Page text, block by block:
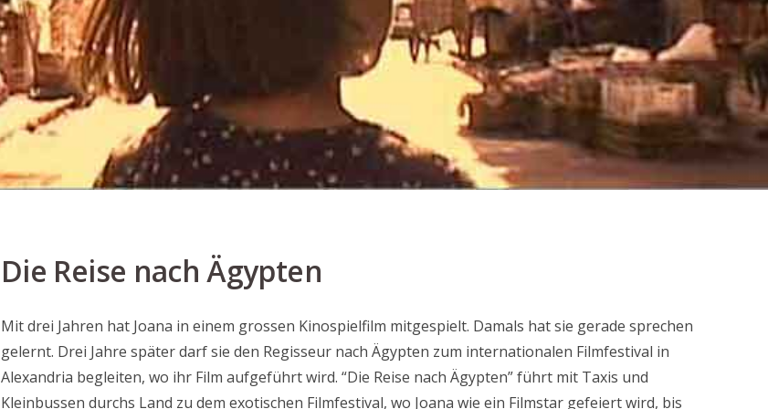
Die Reise nach Ägypten
Mit drei Jahren hat Joana in einem grossen Kinospielfilm mitgespielt. Damals hat sie gerade sprechen
gelernt. Drei Jahre später darf sie den Regisseur nach Ägypten zum internationalen Filmfestival in
Alexandria begleiten, wo ihr Film aufgeführt wird. “Die Reise nach Ägypten” führt mit Taxis und
Kleinbussen durchs Land zu dem exotischen Filmfestival, wo Joana wie ein Filmstar gefeiert wird, bis